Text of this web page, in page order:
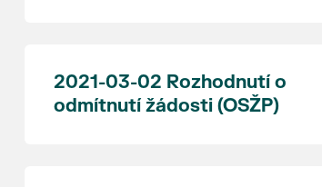
2021-03-02 Rozhodnutí o
odmítnutí žádosti (OSŽP)